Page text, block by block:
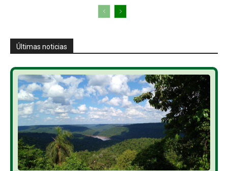
Últimas noticias